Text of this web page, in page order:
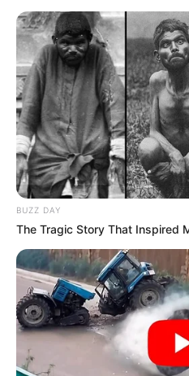
BUZZ DAY
The Tragic Story That Inspired